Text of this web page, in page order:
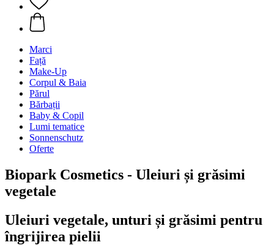
Marci
Față
Make-Up
Corpul & Baia
Părul
Bărbații
Baby & Copil
Lumi tematice
Sonnenschutz
Oferte
Biopark Cosmetics - Uleiuri și grăsimi
vegetale
Uleiuri vegetale, unturi și grăsimi pentru
îngrijirea pielii